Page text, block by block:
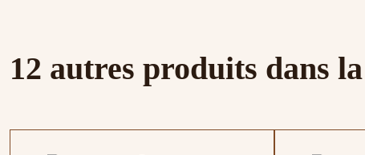
12 autres produits dans